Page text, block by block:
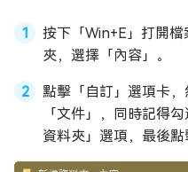
按下「Win+E」打開
夾，選擇「內容」。
點擊「自訂」選項卡
「文件」，同時記得
資料夾」選項，最後點